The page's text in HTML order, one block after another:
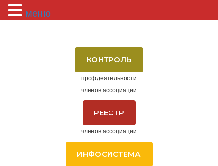
КОНТРОЛЬ
профдеятельности
членов ассоциации
РЕЕСТР
членов ассоциации
ИНФОСИСТЕМА
меню